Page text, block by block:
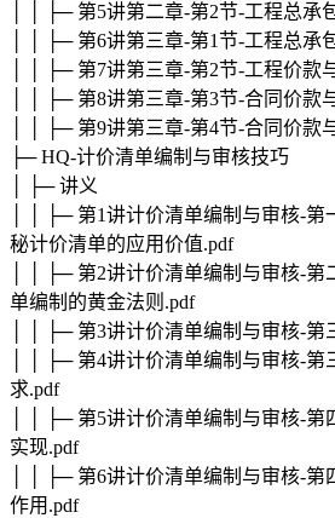
│ │ ├─ 第5讲第二章-第2节-工程总承
│ │ ├─ 第6讲第三章-第1节-工程总承
│ │ ├─ 第7讲第三章-第2节-工程价款
│ │ ├─ 第8讲第三章-第3节-合同价款
│ │ ├─ 第9讲第三章-第4节-合同价款
├─ HQ-计价清单编制与审核技巧
│ ├─ 讲义
│ │ ├─ 第1讲计价清单编制与审核-第
秘计价清单的应用价值.pdf
│ │ ├─ 第2讲计价清单编制与审核-第
单编制的黄金法则.pdf
│ │ ├─ 第3讲计价清单编制与审核-第
│ │ ├─ 第4讲计价清单编制与审核-第
求.pdf
│ │ ├─ 第5讲计价清单编制与审核-第
实现.pdf
│ │ ├─ 第6讲计价清单编制与审核-第
作用.pdf